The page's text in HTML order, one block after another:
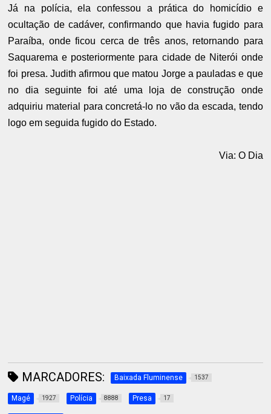
Já na polícia, ela confessou a prática do homicídio e
ocultação de cadáver, confirmando que havia fugido para
Paraíba, onde ficou cerca de três anos, retornando para
Saquarema e posteriormente para cidade de Niterói onde
foi presa. Judith afirmou que matou Jorge a pauladas e que
no dia seguinte foi até uma loja de construção onde
adquiriu material para concretá-lo no vão da escada, tendo
logo em seguida fugido do Estado.
Via: O Dia
MARCADORES: Baixada Fluminense 1537
Magé 1927 Polícia 8888 Presa 17